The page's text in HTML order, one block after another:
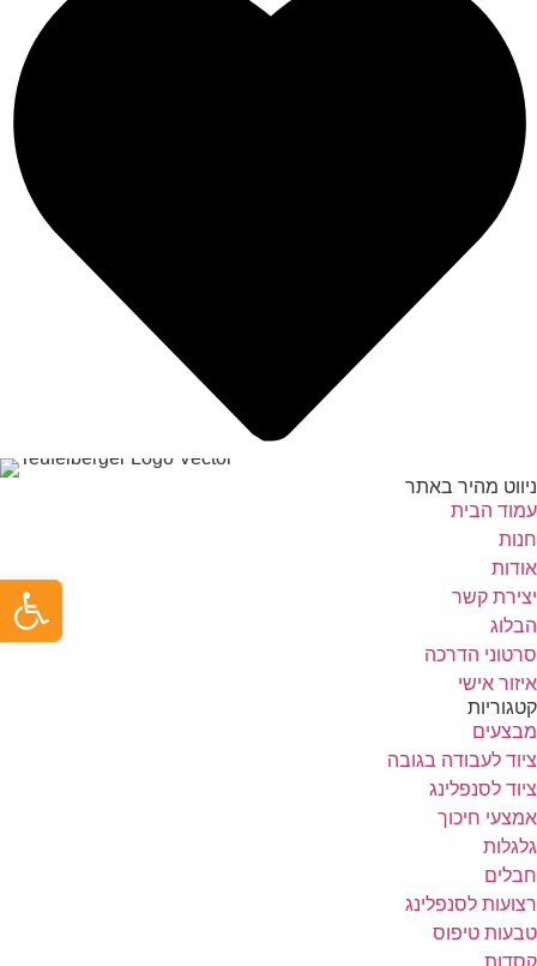
ניווט מהיר באתר
עמוד הבית
חנות
אודות
יצירת קשר
הבלוג
סרטוני הדרכה
איזור אישי
קטגוריות
מבצעים
ציוד לעבודה בגובה
ציוד לסנפלינג
אמצעי חיכוך
גלגלות
חבלים
רצועות לסנפלינג
טבעות טיפוס
פתח